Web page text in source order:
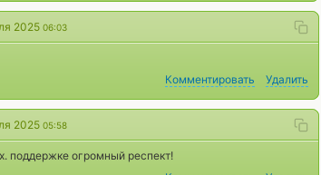
2025 06:03
Комментировать
Удалить
2025 05:58
поддержке огромный респект!